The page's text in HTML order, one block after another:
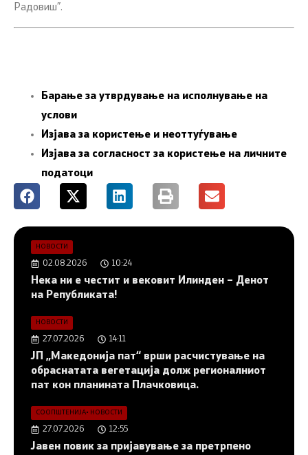
Радовиш”.
Барање за утврдување на исполнување на
услови
Изјава за користење и неоттуѓување
Изјава за согласност за користење на личните
податоци
НОВОСТИ
02.08.2026 10:24
Нека ни е честит и вековит Илинден – Денот
на Републиката!
НОВОСТИ
27.07.2026 14:11
ЈП „Македонија пат“ врши расчистување на
обраснатата вегетација долж регионалниот
пат кон планината Плачковица.
СООПШТЕНИЈА• НОВОСТИ
27.07.2026 12:55
Јавен повик за пријавување за претрпено